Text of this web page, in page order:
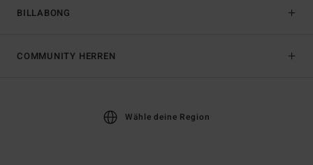
BILLABONG
COMMUNITY HERREN
Wähle deine Region